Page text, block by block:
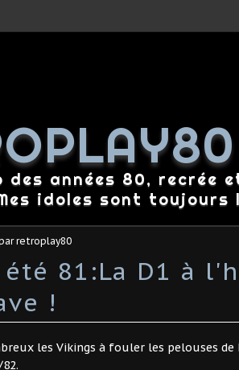
années 80, recrée
idoles sont toujours
retroplay80
81:La D1 à
!
les Vikings à fouler les pelouses